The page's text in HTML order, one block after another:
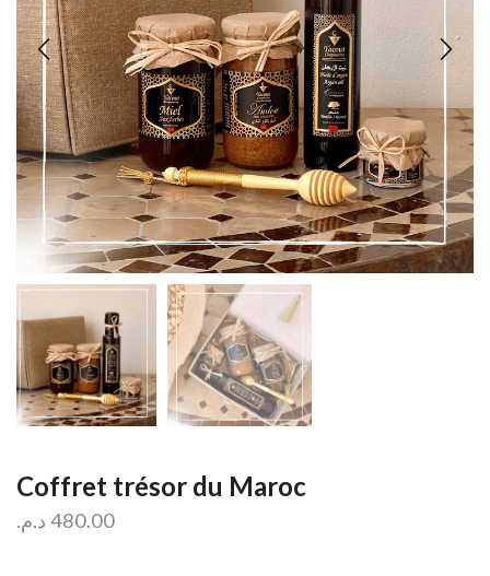
Coffret trésor du Maroc
480.00 د.م.